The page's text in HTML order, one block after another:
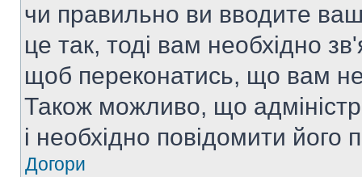
чи правильно ви вводите
це так, тоді вам необхідно
щоб переконатись, що вам
Також можливо, що
і необхідно повідомити
Догори